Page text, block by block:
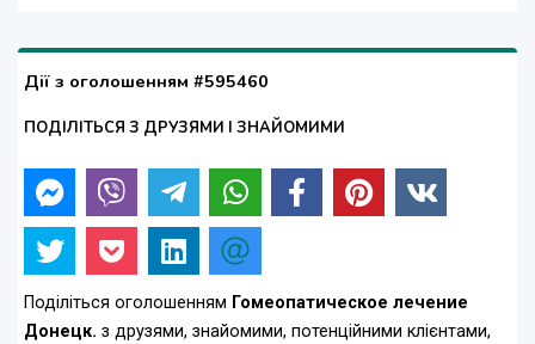
Дії з оголошенням #595460
ПОДІЛІТЬСЯ З ДРУЗЯМИ І ЗНАЙОМИМИ
Поділіться оголошенням Гомеопатическое лечение
Донецк. з друзями, знайомими, потенційними клієнтами,